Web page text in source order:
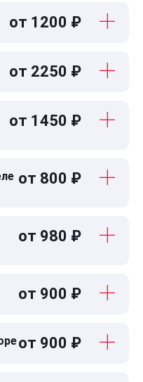
от 1200 ₽
от 2250 ₽
от 1450 ₽
от 800 ₽
от 980 ₽
от 900 ₽
от 900 ₽